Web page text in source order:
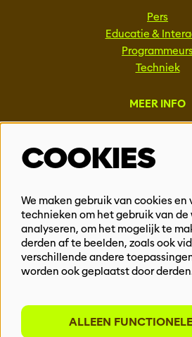
Pers
Educatie &
Techniek
MEER INFO
Vacatures
Events &
Privacy
BLIJF OP DE
Meld je aan voor onze
COOKIES
We maken gebruik van cookies en
technieken om het gebruik van
analyseren, om het mogelijk te
derden af te beelden, zoals ook
verschillende andere
worden ook geplaatst door
ALLEEN